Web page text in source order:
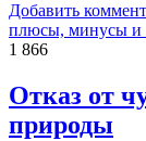
Добавить
плюсы, минусы и
1 866
Отказ от
природы